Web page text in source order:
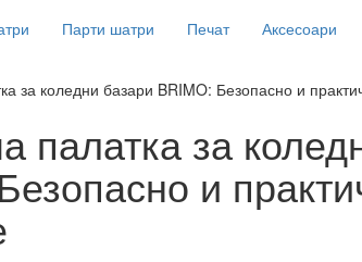
Парти шатри Печат Аксесоари
за коледни базари BRIMO: Безопасно и
палатка за
и